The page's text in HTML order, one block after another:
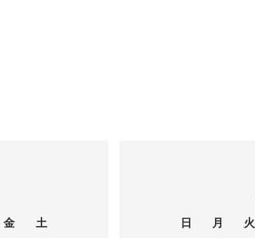
金 土
日
月 火